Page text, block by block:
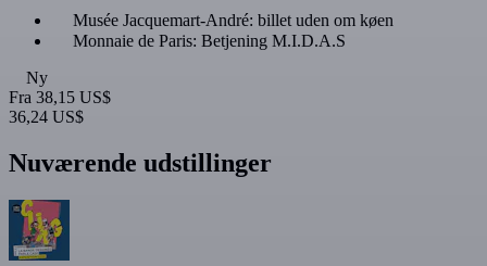
Musée Jacquemart-André: billet uden om køen
Monnaie de Paris: Betjening M.I.D.A.S
Ny
Fra 38,15 US$
36,24 US$
Nuværende udstillinger